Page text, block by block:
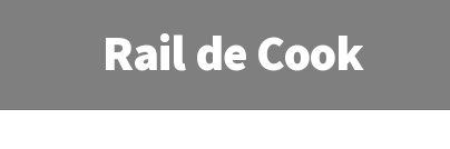
Rail de Cook